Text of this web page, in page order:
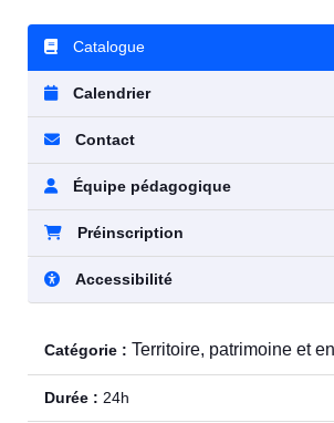
Catalogue
Calendrier
Contact
Équipe pédagogique
Préinscription
Accessibilité
Catégorie : Territoire, patrimoine et
Durée : 24h